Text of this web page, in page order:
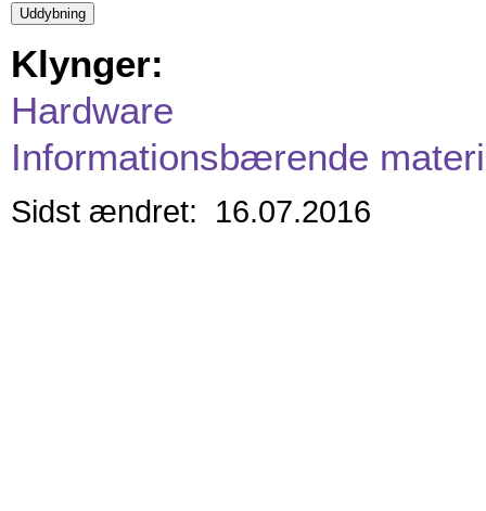
Klynger:
Hardware
Informationsbærende
Sidst ændret: 16.07.2016